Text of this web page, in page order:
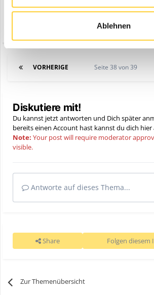
Ablehnen
VORHERIGE Seite 38 von 39
Diskutiere mit!
Du kannst jetzt antworten und Dich später
bereits einen Account hast kannst du dich hier
Note: Your post will require moderator
visible.
Antworte auf dieses Thema...
Share Folgen diesem
Zur Themenübersicht